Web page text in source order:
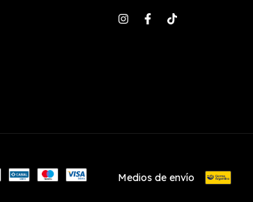
Medios de envío